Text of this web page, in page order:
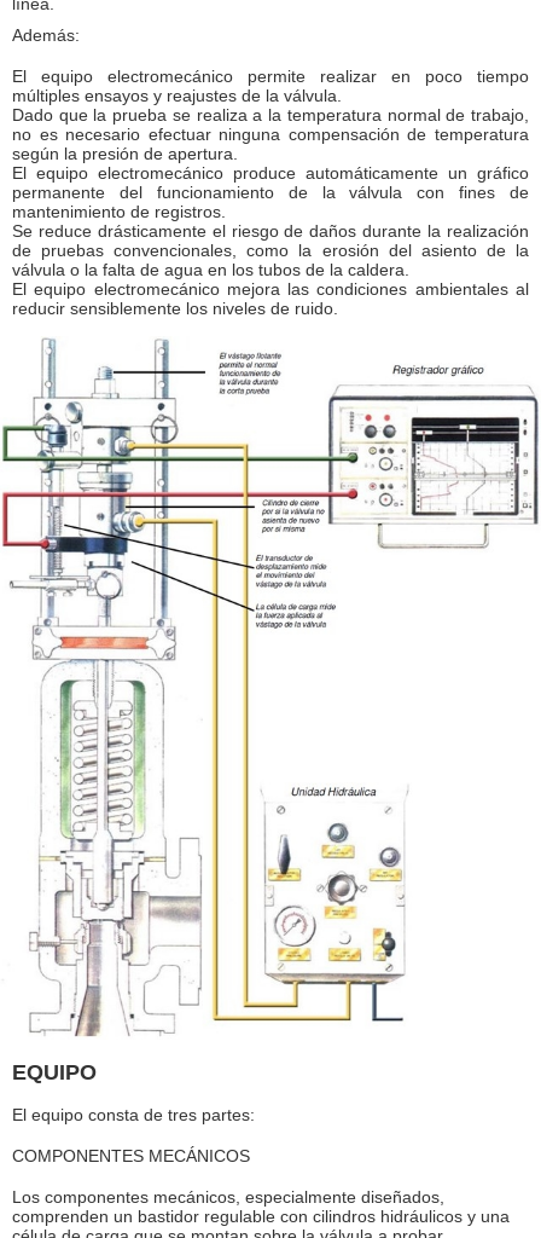
Además:
El equipo electromecánico permite realizar en poco tiempo
múltiples ensayos y reajustes de la válvula.
Dado que la prueba se realiza a la temperatura normal de trabajo,
no es necesario efectuar ninguna compensación de temperatura
según la presión de apertura.
El equipo electromecánico produce automáticamente un gráfico
permanente del funcionamiento de la válvula con fines de
mantenimiento de registros.
Se reduce drásticamente el riesgo de daños durante la realización
de pruebas convencionales, como la erosión del asiento de la
válvula o la falta de agua en los tubos de la caldera.
El equipo electromecánico mejora las condiciones ambientales al
reducir sensiblemente los niveles de ruido.
EQUIPO
El equipo consta de tres partes:
COMPONENTES MECÁNICOS
Los componentes mecánicos, especialmente diseñados,
comprenden un bastidor regulable con cilindros hidráulicos y una